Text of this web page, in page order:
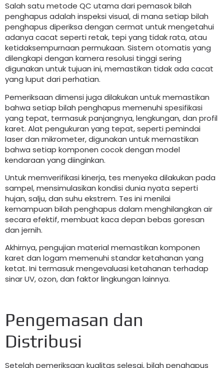
Salah satu metode QC utama dari pemasok bilah
penghapus adalah inspeksi visual, di mana setiap bilah
penghapus diperiksa dengan cermat untuk mengetahui
adanya cacat seperti retak, tepi yang tidak rata, atau
ketidaksempurnaan permukaan. Sistem otomatis yang
dilengkapi dengan kamera resolusi tinggi sering
digunakan untuk tujuan ini, memastikan tidak ada cacat
yang luput dari perhatian.
Pemeriksaan dimensi juga dilakukan untuk memastikan
bahwa setiap bilah penghapus memenuhi spesifikasi
yang tepat, termasuk panjangnya, lengkungan, dan profil
karet. Alat pengukuran yang tepat, seperti pemindai
laser dan mikrometer, digunakan untuk memastikan
bahwa setiap komponen cocok dengan model
kendaraan yang diinginkan.
Untuk memverifikasi kinerja, tes menyeka dilakukan pada
sampel, mensimulasikan kondisi dunia nyata seperti
hujan, salju, dan suhu ekstrem. Tes ini menilai
kemampuan bilah penghapus dalam menghilangkan air
secara efektif, membuat kaca depan bebas goresan
dan jernih.
Akhirnya, pengujian material memastikan komponen
karet dan logam memenuhi standar ketahanan yang
ketat. Ini termasuk mengevaluasi ketahanan terhadap
sinar UV, ozon, dan faktor lingkungan lainnya.
Pengemasan dan
Distribusi
Setelah pemeriksaan kualitas selesai, bilah penghapus